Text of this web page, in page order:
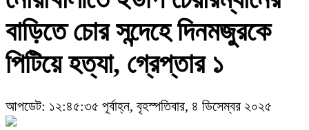
বাড়িতে চোর সন্দেহে দিনমজুরকে
পিটিয়ে হত্যা, গ্রেপ্তার ১
আপডেট: ১২:৪৫:৩৫ পূর্বাহ্ন, বৃহস্পতিবার, ৪ ডিসেম্বর ২০২৫